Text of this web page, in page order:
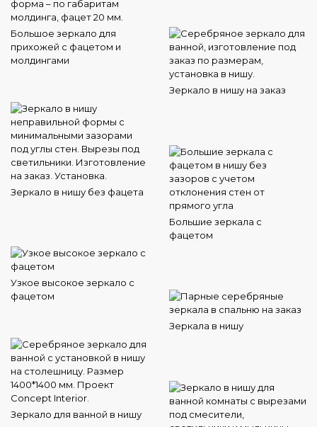
Большое зеркало для
прихожей с фацетом и
молдингами
Зеркало в нишу на заказ
Зеркало в нишу без фацета
Большие зеркала с
фацетом
Узкое высокое зеркало с
фацетом
Зеркала в нишу
Зеркало для ванной в нишу